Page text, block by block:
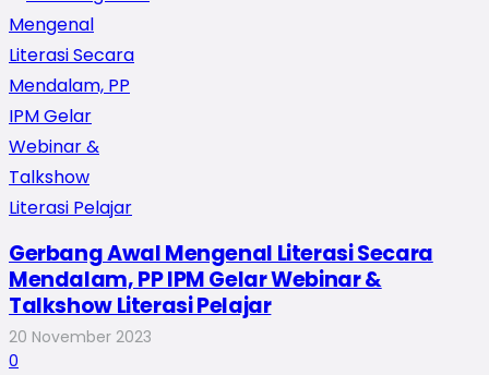
Gerbang Awal Mengenal Literasi Secara
Mendalam, PP IPM Gelar Webinar &
Talkshow Literasi Pelajar
20 November 2023
0